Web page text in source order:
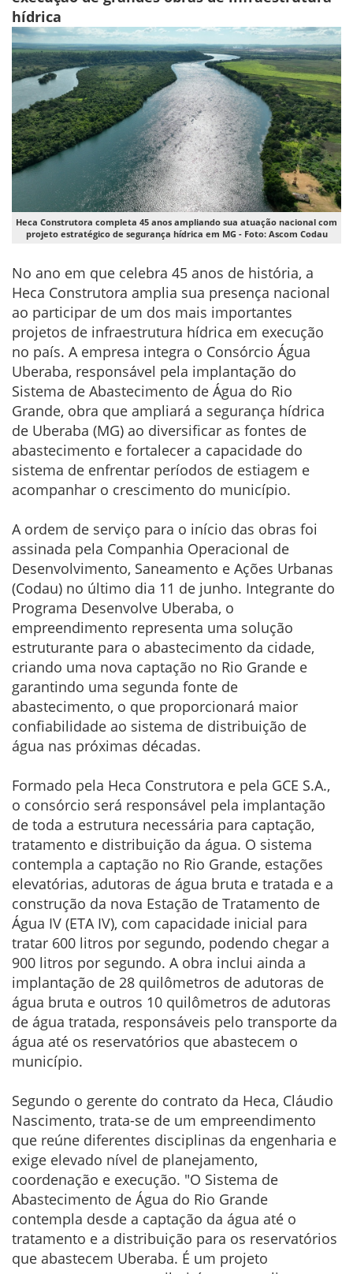
hídrica
Heca Construtora completa 45 anos ampliando sua atuação nacional com
projeto estratégico de segurança hídrica em MG - Foto: Ascom Codau
No ano em que celebra 45 anos de história, a
Heca Construtora amplia sua presença nacional
ao participar de um dos mais importantes
projetos de infraestrutura hídrica em execução
no país. A empresa integra o Consórcio Água
Uberaba, responsável pela implantação do
Sistema de Abastecimento de Água do Rio
Grande, obra que ampliará a segurança hídrica
de Uberaba (MG) ao diversificar as fontes de
abastecimento e fortalecer a capacidade do
sistema de enfrentar períodos de estiagem e
acompanhar o crescimento do município.
A ordem de serviço para o início das obras foi
assinada pela Companhia Operacional de
Desenvolvimento, Saneamento e Ações Urbanas
(Codau) no último dia 11 de junho. Integrante do
Programa Desenvolve Uberaba, o
empreendimento representa uma solução
estruturante para o abastecimento da cidade,
criando uma nova captação no Rio Grande e
garantindo uma segunda fonte de
abastecimento, o que proporcionará maior
confiabilidade ao sistema de distribuição de
água nas próximas décadas.
Formado pela Heca Construtora e pela GCE S.A.,
o consórcio será responsável pela implantação
de toda a estrutura necessária para captação,
tratamento e distribuição da água. O sistema
contempla a captação no Rio Grande, estações
elevatórias, adutoras de água bruta e tratada e a
construção da nova Estação de Tratamento de
Água IV (ETA IV), com capacidade inicial para
tratar 600 litros por segundo, podendo chegar a
900 litros por segundo. A obra inclui ainda a
implantação de 28 quilômetros de adutoras de
água bruta e outros 10 quilômetros de adutoras
de água tratada, responsáveis pelo transporte da
água até os reservatórios que abastecem o
município.
Segundo o gerente do contrato da Heca, Cláudio
Nascimento, trata-se de um empreendimento
que reúne diferentes disciplinas da engenharia e
exige elevado nível de planejamento,
coordenação e execução. "O Sistema de
Abastecimento de Água do Rio Grande
contempla desde a captação da água até o
tratamento e a distribuição para os reservatórios
que abastecem Uberaba. É um projeto